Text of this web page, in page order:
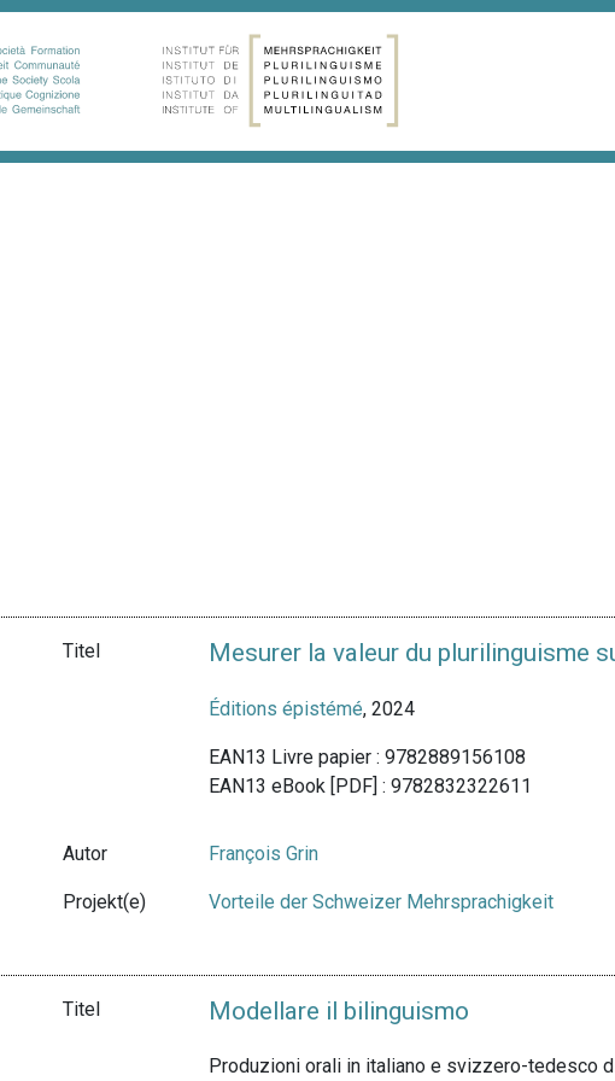
Titel Mesurer la valeur du plurilinguisme
Éditions épistémé, 2024
EAN13 Livre papier : 9782889156108
EAN13 eBook [PDF] : 9782832322611
Autor François Grin
Projekt(e) Vorteile der Schweizer Mehrsprachigkeit
Titel Modellare il bilinguismo
Produzioni orali in italiano e svizzero-tedesco